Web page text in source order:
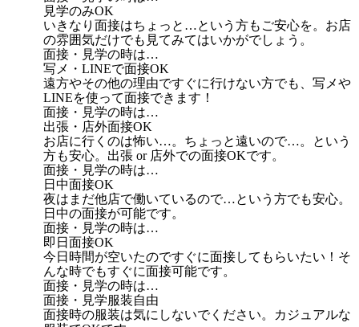
見学のみOK
いきなり面接はちょっと…という方もご安心を。お店
の雰囲気だけでも見てみてはいかがでしょう。
面接・見学の時は…
写メ・LINEで面接OK
遠方やその他の理由ですぐに行けない方でも、写メや
LINEを使って面接できます！
面接・見学の時は…
出張・店外面接OK
お店に行くのは怖い…。ちょっと遠いので…。という
方も安心。出張 or 店外での面接OKです。
面接・見学の時は…
日中面接OK
夜はまだ他店で働いているので…という方でも安心。
日中の面接が可能です。
面接・見学の時は…
即日面接OK
今日時間が空いたのですぐに面接してもらいたい！そ
んな時でもすぐに面接可能です。
面接・見学の時は…
面接・見学服装自由
面接時の服装は気にしないでください。カジュアルな